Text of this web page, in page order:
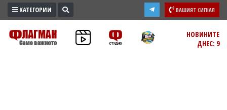
ПРОМО
ЗОНА
КАТЕГОРИИ ВАШИЯТ СИГНАЛ
НОВИНИТЕ
ДНЕС: 9